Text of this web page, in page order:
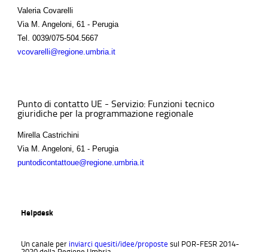
Valeria Covarelli
Via M. Angeloni, 61 - Perugia
Tel. 0039/075-504.5667
vcovarelli@regione.umbria.it
Punto di contatto UE - Servizio: Funzioni tecnico
giuridiche per la programmazione regionale
Mirella Castrichini
Via M. Angeloni, 61 - Perugia
puntodicontattoue@regione.umbria.it
Helpdesk
Un canale per inviarci quesiti/idee/proposte sul POR-FESR 2014-